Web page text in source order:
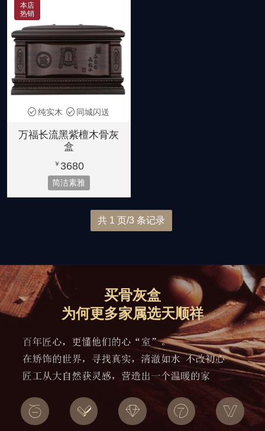
本店
热销
纯实木 同城闪送
万福长流黑紫檀木骨灰
盒
￥ 3680
简洁素雅
共 1 页/3 条记录
买骨灰盒
为何更多家属选天顺祥